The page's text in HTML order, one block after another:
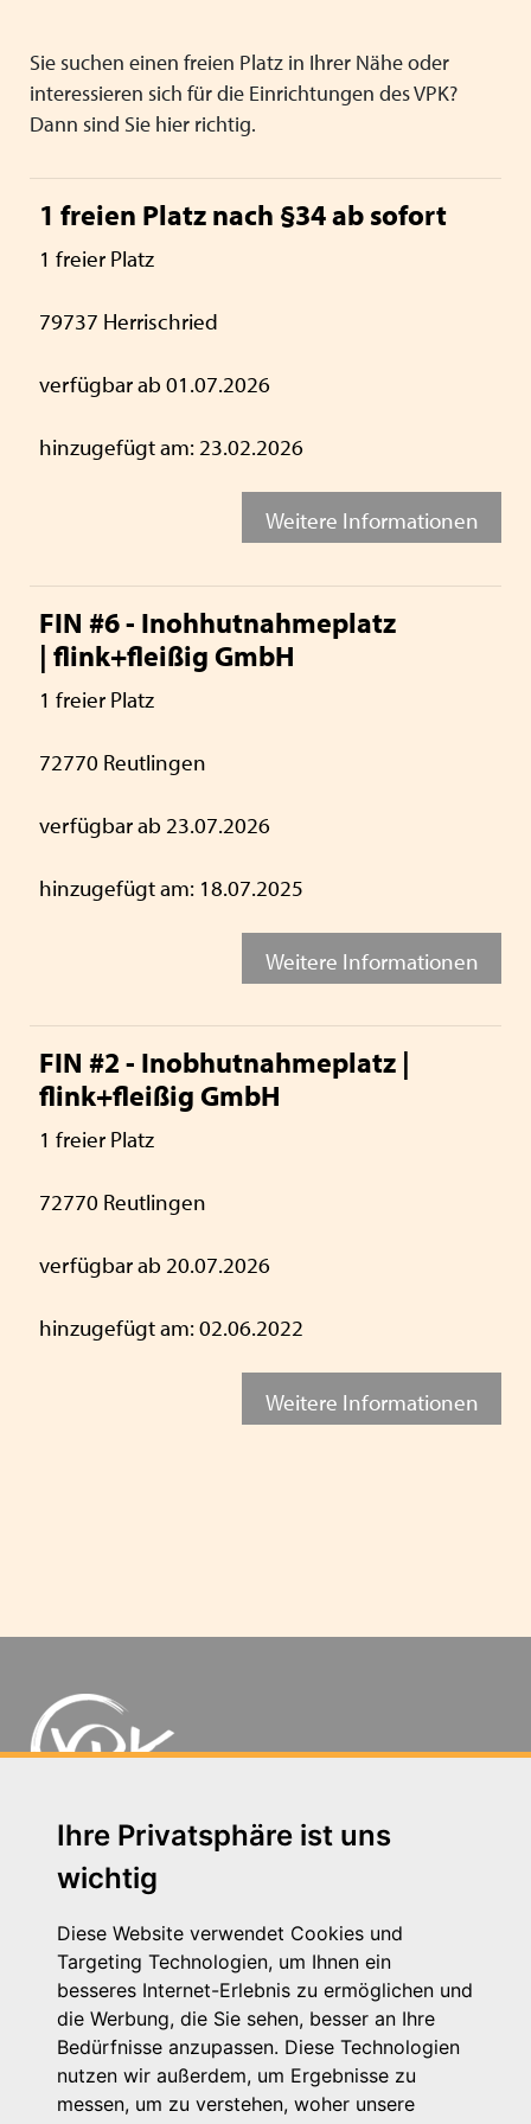
Ihre Privatsphäre ist uns
wichtig
Diese Website verwendet Cookies und
Targeting Technologien, um Ihnen ein
besseres Internet-Erlebnis zu ermöglichen und
die Werbung, die Sie sehen, besser an Ihre
Bedürfnisse anzupassen. Diese Technologien
nutzen wir außerdem, um Ergebnisse zu
messen, um zu verstehen, woher unsere
Arbeitskreise
Satzung / Beitragsordnung
Fortbildungen
Literatur und Broschüren
Schließen
Schließen
Stellenangebote
Sie suchen einen freien Platz in Ihrer Nähe oder
interessieren sich für die Einrichtungen des VPK?
Dann sind Sie hier richtig.
1 freien Platz nach §34 ab sofort
1 freier Platz
79737 Herrischried
verfügbar ab 01.07.2026
hinzugefügt am: 23.02.2026
Weitere Informationen
FIN #6 - Inohhutnahmeplatz
| flink+fleißig GmbH
1 freier Platz
72770 Reutlingen
verfügbar ab 23.07.2026
hinzugefügt am: 18.07.2025
Weitere Informationen
FIN #2 - Inobhutnahmeplatz |
flink+fleißig GmbH
1 freier Platz
72770 Reutlingen
verfügbar ab 20.07.2026
hinzugefügt am: 02.06.2022
Weitere Informationen
Schutterstraße 10 - 77746 Schutterwald
Telefon: 0781 - 9 48 21 63
Kontakt
Impressum
Datenschutzhinweis
Login